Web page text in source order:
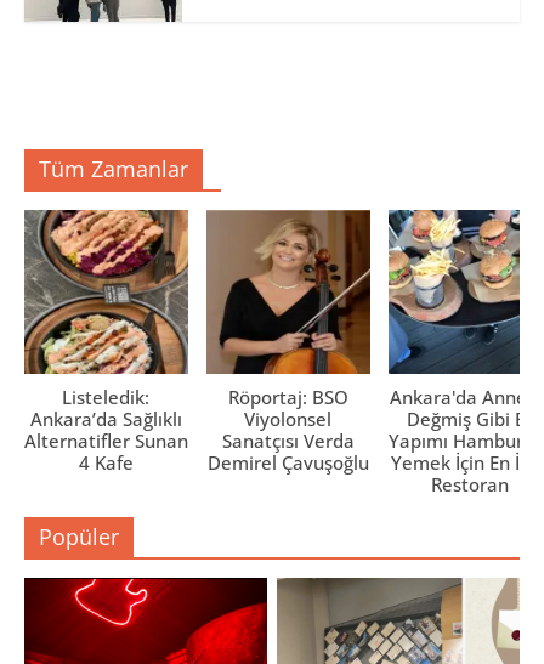
Tüm Zamanlar
Listeledik:
Ankara’da Sağlıklı
Alternatifler Sunan
4 Kafe
Röportaj: BSO
Viyolonsel
Sanatçısı Verda
Demirel Çavuşoğlu
Ankara'da Anne
Değmiş Gibi Ev
Yapımı
Yemek İçin En İyi
Restoran
Popüler